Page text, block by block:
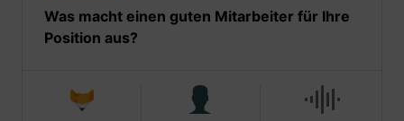
Was macht einen guten Mitarbeiter für Ihre
Position aus?